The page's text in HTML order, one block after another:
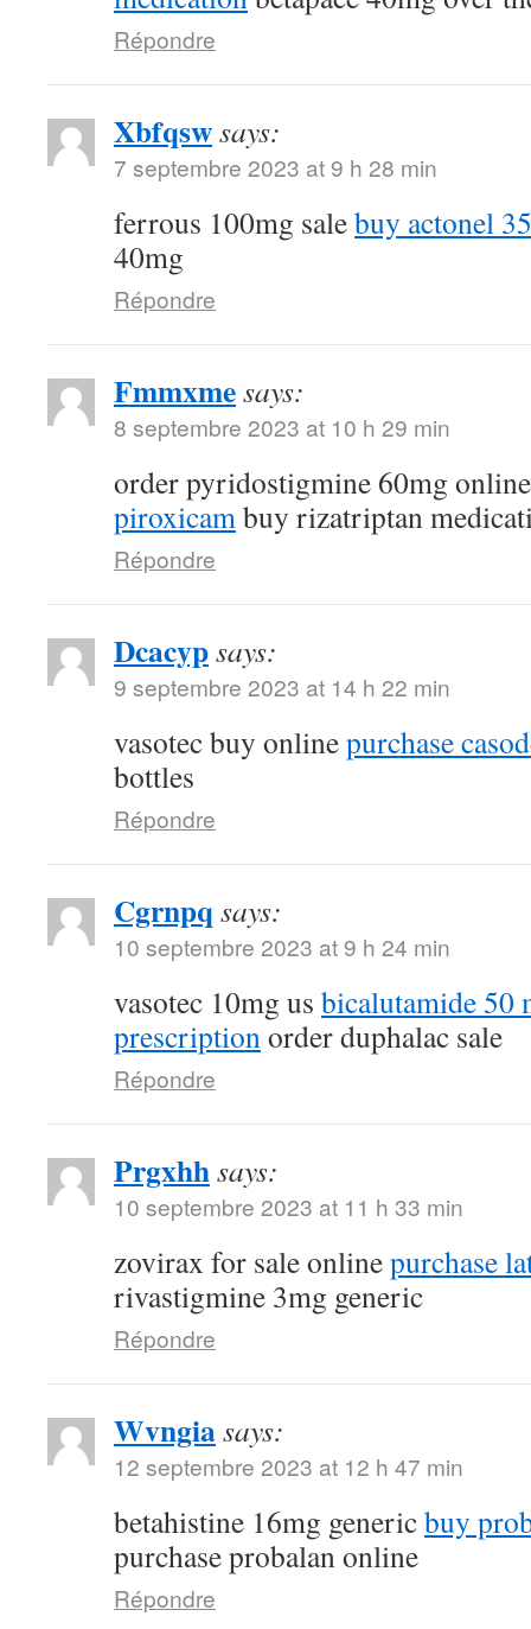
Répondre
Xbfqswsays:
7 septembre 2023 at 9 h 28 min
ferrous 100mg salebuy actonel
40mg
Répondre
Fmmxmesays:
8 septembre 2023 at 10 h 29 min
order pyridostigmine 60mg
piroxicambuy rizatriptan
Répondre
Dcacypsays:
9 septembre 2023 at 14 h 22 min
vasotec buy onlinepurchase
bottles
Répondre
Cgrnpq says:
10 septembre 2023 at 9 h 24 min
vasotec 10mg us bicalutamide 50
prescriptionorder duphalac sale
Répondre
Prgxhhsays:
10 septembre 2023 at 11 h 33 min
zovirax for sale onlinepurchase
rivastigmine 3mg generic
Répondre
Wvngiasays:
12 septembre 2023 at 12 h 47 min
betahistine 16mg genericbuy
purchase probalan online
Répondre